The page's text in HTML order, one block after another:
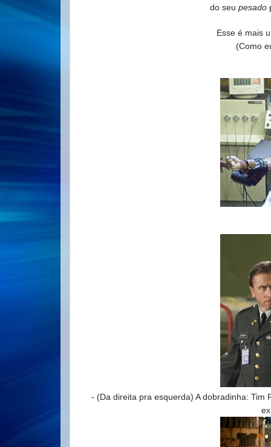
do seu pesado
Esse é mais
(Como
- (Da direita pra esquerda) A dobradinha: Tim